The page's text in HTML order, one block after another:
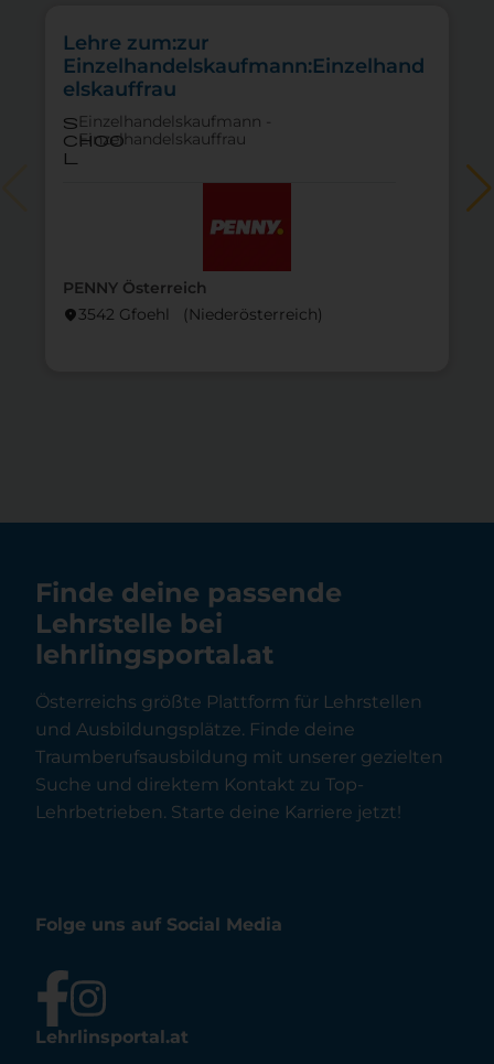
PENNY Österreich
location_on3542 Gfoehl (Nieder­österreich)
Lehre zum:zur
Einzelhandelskaufmann:Einzelhand
elskauffrau
s
choo
l
Einzelhandelskaufmann -
Einzelhandelskauffrau
Finde deine passende
Lehrstelle bei
lehrlingsportal.at
Österreichs größte Plattform für Lehrstellen
und Ausbildungsplätze. Finde deine
Traumberufsausbildung mit unserer gezielten
Suche und direktem Kontakt zu Top-
Lehrbetrieben. Starte deine Karriere jetzt!
Folge uns auf Social Media
Lehrlinsportal.at